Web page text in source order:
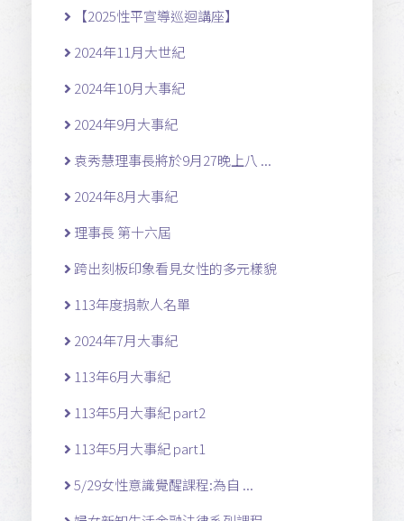
【2025性平宣導巡迴講座】
2024年11月大世紀
2024年10月大事紀
2024年9月大事紀
袁秀慧理事長將於9月27晚上八 ...
2024年8月大事紀
理事長 第十六屆
跨出刻板印象看見女性的多元樣貌
113年度捐款人名單
2024年7月大事紀
113年6月大事紀
113年5月大事紀 part2
113年5月大事紀 part1
5/29女性意識覺醒課程:為自 ...